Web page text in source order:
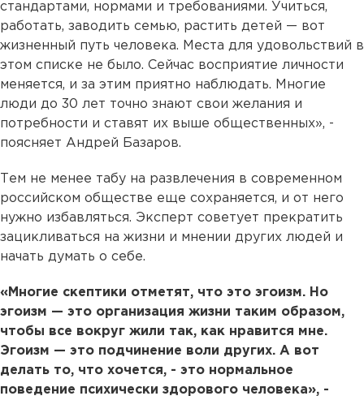
стандартами, нормами и требованиями. Учиться,
работать, заводить семью, растить детей — вот
жизненный путь человека. Места для удовольствий в
этом списке не было. Сейчас восприятие личности
меняется, и за этим приятно наблюдать. Многие
люди до 30 лет точно знают свои желания и
потребности и ставят их выше общественных», -
поясняет Андрей Базаров.
Тем не менее табу на развлечения в современном
российском обществе еще сохраняется, и от него
нужно избавляться. Эксперт советует прекратить
зацикливаться на жизни и мнении других людей и
начать думать о себе.
«Многие скептики отметят, что это эгоизм. Но
эгоизм — это организация жизни таким образом,
чтобы все вокруг жили так, как нравится мне.
Эгоизм — это подчинение воли других. А вот
делать то, что хочется, - это нормальное
поведение психически здорового человека», -